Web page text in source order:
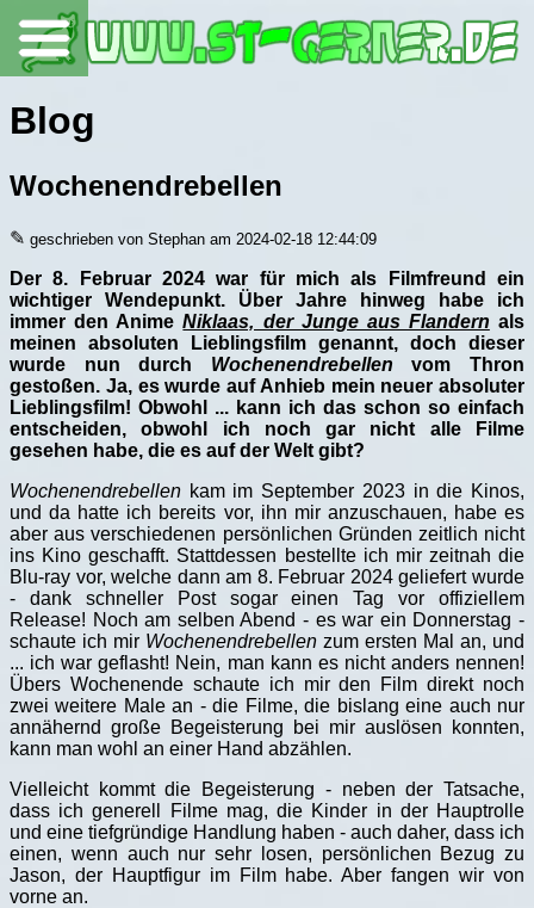
Blog
Wochenendrebellen
✎ geschrieben von Stephan am 2024-02-18 12:44:09
Der 8. Februar 2024 war für mich als Filmfreund ein
wichtiger Wendepunkt. Über Jahre hinweg habe ich
immer den AnimeNiklaas, der Junge aus Flandern als
meinen absoluten Lieblingsfilm genannt, doch dieser
wurde nun durch Wochenendrebellen vom Thron
gestoßen. Ja, es wurde auf Anhieb mein neuer absoluter
Lieblingsfilm! Obwohl ... kann ich das schon so einfach
entscheiden, obwohl ich noch gar nicht alle Filme
gesehen habe, die es auf der Welt gibt?
Wochenendrebellen kam im September 2023 in die Kinos,
und da hatte ich bereits vor, ihn mir anzuschauen, habe es
aber aus verschiedenen persönlichen Gründen zeitlich nicht
ins Kino geschafft. Stattdessen bestellte ich mir zeitnah die
Blu-ray vor, welche dann am 8. Februar 2024 geliefert wurde
- dank schneller Post sogar einen Tag vor offiziellem
Release! Noch am selben Abend - es war ein Donnerstag -
schaute ich mir Wochenendrebellen zum ersten Mal an, und
... ich war geflasht! Nein, man kann es nicht anders nennen!
Übers Wochenende schaute ich mir den Film direkt noch
zwei weitere Male an - die Filme, die bislang eine auch nur
annähernd große Begeisterung bei mir auslösen konnten,
kann man wohl an einer Hand abzählen.
Vielleicht kommt die Begeisterung - neben der Tatsache,
dass ich generell Filme mag, die Kinder in der Hauptrolle
und eine tiefgründige Handlung haben - auch daher, dass ich
einen, wenn auch nur sehr losen, persönlichen Bezug zu
Jason, der Hauptfigur im Film habe. Aber fangen wir von
vorne an.